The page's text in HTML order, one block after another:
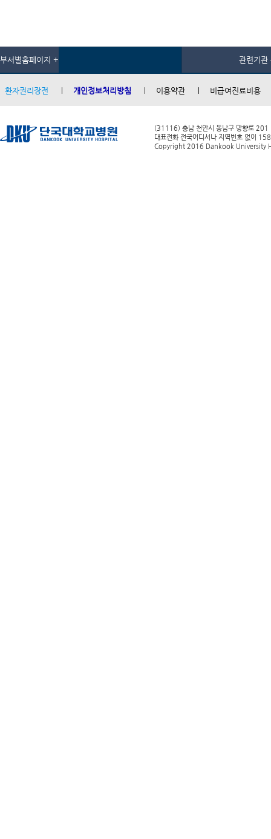
부서별홈페이지 + 관련기관
환자권리장전 개인정보처리방침 이용약관 비급여진료비용
(31116) 충남 천안시 동남구 망향로 201
대표전화 전국어디서나 지역번호 없이
Copyright 2016 Dankook University